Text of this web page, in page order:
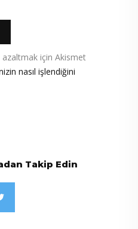
için Akismet
nasıl işlendiğini
Takip Edin